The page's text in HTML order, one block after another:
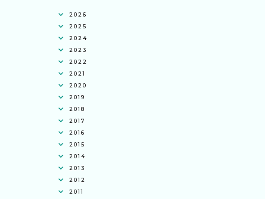
2026
2025
2024
2023
2022
2021
2020
2019
2018
2017
2016
2015
2014
2013
2012
2011